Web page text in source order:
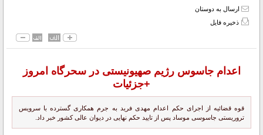
ارسال به دوستان
ذخیره فایل
اعدام جاسوس رژیم صهیونیستی در سحرگاه امروز
+جزئیات
قوه قضائیه از اجرای حکم اعدام مهدی فرید به جرم همکاری گسترده با سرویس
تروریستی جاسوسی موساد پس از تایید حکم نهایی در دیوان عالی کشور خبر داد.